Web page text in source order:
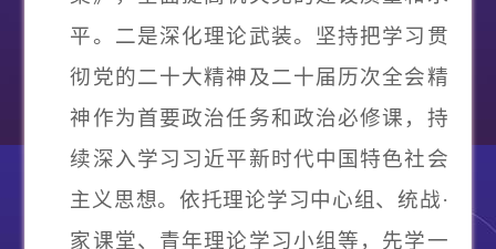
平。 二是深化理论武装。 坚持把学习贯
彻党的二十大精神及二十届历次全会精
神作为首要政治任务和政治必修课，持
续深入学习习近平新时代中国特色社会
主义思想。依托理论学习中心组、统战·
家课堂、青年理论学习小组等，先学一